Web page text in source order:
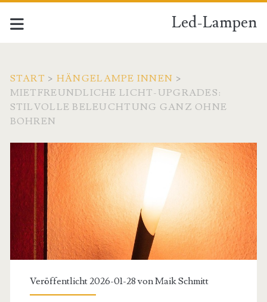
Led-Lampen
START > HÄNGELAMPE INNEN >
MIETFREUNDLICHE LICHT-UPGRADES:
STILVOLLE BELEUCHTUNG GANZ OHNE
BOHREN
Veröffentlicht 2026-01-28 vonMaik Schmitt